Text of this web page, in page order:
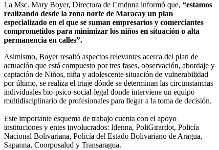
La Msc. Mary Boyer, Directora de Cmdnna informó que, “estamos
realizando desde la zona norte de Maracay un plan
especializado en el que se suman empresarios y comerciantes
comprometidos para minimizar los niños en situación o alta
permanencia en calles”.
Asimismo, Boyer resaltó aspectos relevantes acerca del plan de
actuación que está compuesto por tres fases, observación, abordaje y
captación de Niños, niña y adolescente situación de vulnerabilidad
por último, se realiza el triaje dónde se determinan las circunstancias
individuales bio-psico-social-legal donde interviene un equipo
multidisciplinario de profesionales para llegar a la toma de decisión.
Este importante esquema de trabajo cuenta con el apoyo
instituciones y entes involucrados: Idenna, PoliGirardot, Policía
Nacional Bolivariana, Policía del Estado Bolivariano de Aragua,
Sapanna, Coorposalud y Transaragua.